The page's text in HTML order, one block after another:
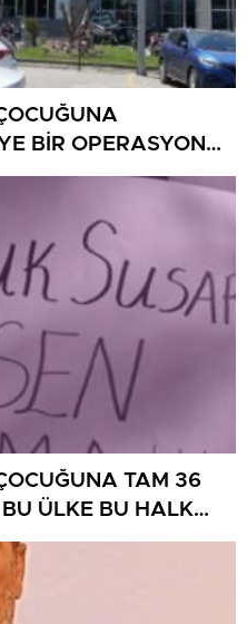
BİR OPERASYON
TAM 36
ÜLKE BU HALK
SAVRULDU!